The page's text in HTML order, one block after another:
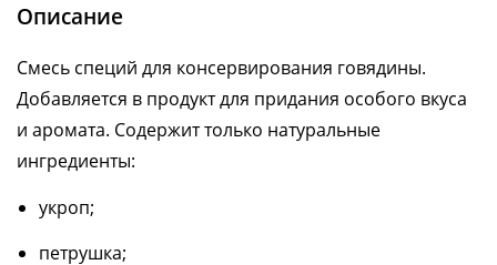
Описание
Смесь специй для консервирования говядины.
Добавляется в продукт для придания особого вкуса
и аромата. Содержит только натуральные
ингредиенты:
укроп;
петрушка;